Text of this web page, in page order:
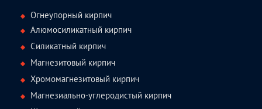
Огнеупорный кирпич
Алюмосиликатный кирпич
Силикатный кирпич
Магнезитовый кирпич
Хромомагнезитовый кирпич
Магнезиально-углеродистый кирпич